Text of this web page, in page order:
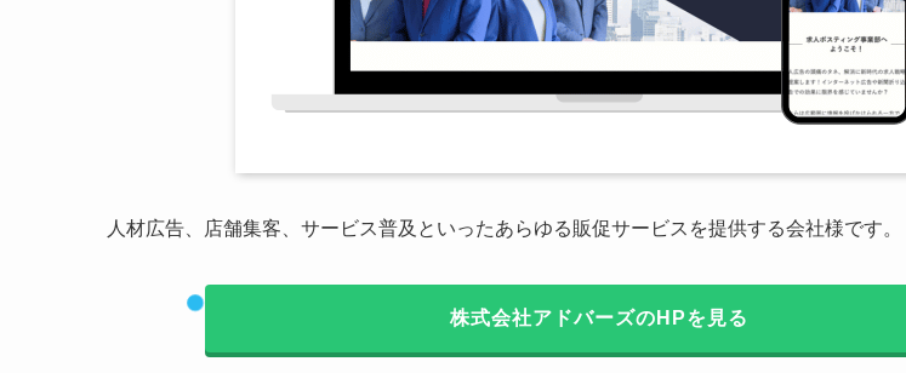
人材広告、店舗集客、サービス普及といったあらゆる販促サービスを提供する会社様です。
株式会社アドバーズのHPを見る